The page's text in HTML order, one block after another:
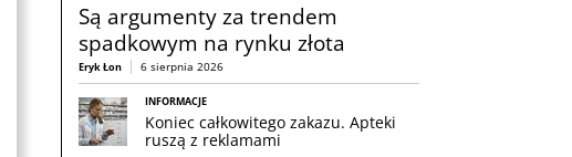
Są argumenty za trendem
spadkowym na rynku złota
Eryk Łon 6 sierpnia 2026
INFORMACJE
Koniec całkowitego zakazu. Apteki
ruszą z reklamami